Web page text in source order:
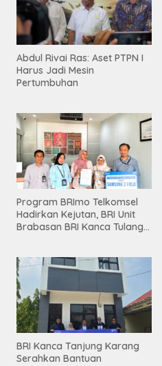
Abdul Rivai Ras: Aset PTPN I
Harus Jadi Mesin
Pertumbuhan
Program BRImo Telkomsel
Hadirkan Kejutan, BRI Unit
Brabasan BRI Kanca Tulang
Mesuji
BRI Kanca Tanjung Karang
Serahkan Bantuan